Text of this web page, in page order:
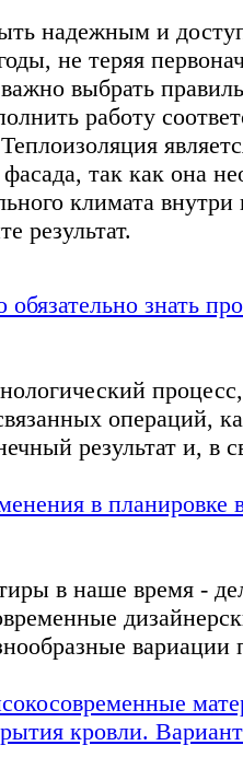
надежным и
не теряя
выбрать
работу
так как она
климата
результат.
обязательно знать
операций,
результат и, в
в планировке
в наше время -
вариации
кровли.